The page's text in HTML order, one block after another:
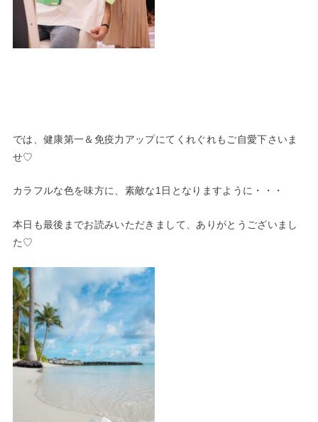
では、健康第一＆免疫力アップにてくれぐれもご自愛下さいま
せ♡
カラフルな色を味方に、素敵な1日となりますように・・・
本日も最後までお読みいただきまして、ありがとうございまし
た♡